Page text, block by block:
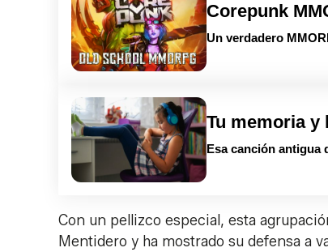
Corepunk
Un verdadero
Tu memoria y
Esa canción antigua
Con un pellizco especial, esta
Mentidero y ha mostrado su defensa a